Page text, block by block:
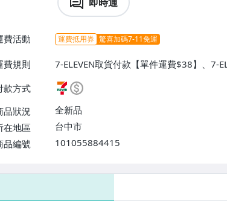
費活動 運費抵用券 驚喜加碼7-11免運
費規則
7-ELEVEN取貨付款【單件運費$38】、7-
$38】、宅配/貨運【單件運費$60、消費
【單件運費$31、滿10件或消費滿$700免
$60】
款方式
品狀況
全新品
在地區
台中市
品編號
101055884415
7-ELEVEN 運費只要38元